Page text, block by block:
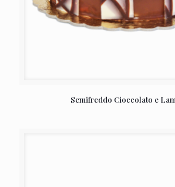
Semifreddo Cioccolato e